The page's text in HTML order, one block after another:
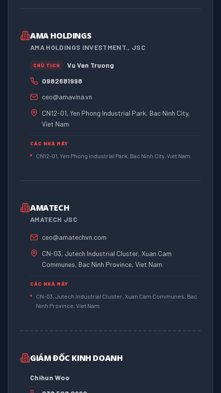
AMA HOLDINGS
AMA HOLDINGS INVESTMENT., JSC
CHỦ TỊCH
Vu Van Truong
0982681998
ceo@amavina.vn
CN12-01, Yen Phong Industrial Park, Bac Ninh City,
Viet Nam
CÁC NHÀ MÁY
CN12-01, Yen Phong Industrial Park, Bac Ninh City, Viet Nam
AMATECH
AMATECH JSC
ceo@amatechvn.com
CN-03, Jutech Industrial Cluster, Xuan Cam
Communes, Bac Ninh Province, Viet Nam
CÁC NHÀ MÁY
CN-03, Jutech Industrial Cluster, Xuan Cam Communes, Bac
Ninh Province, Viet Nam
GIÁM ĐỐC KINH DOANH
Chihun Woo